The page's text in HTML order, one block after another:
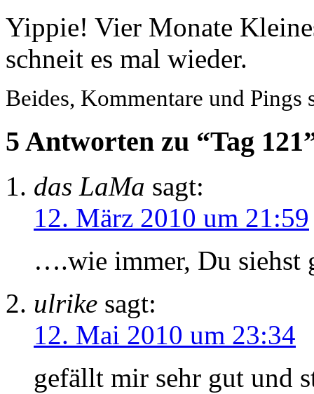
Yippie! Vier Monate
schneit es mal wieder.
Beides, Kommentare und Pings
5 Antworten zu “Tag
das LaMa sagt:
12. März 2010 um 21:59
….wie immer, Du siehst
ulrike sagt:
12. Mai 2010 um 23:34
gefällt mir sehr gut und